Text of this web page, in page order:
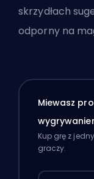
skrzydłach
odporny na
Miewasz
Kup grę z
graczy.